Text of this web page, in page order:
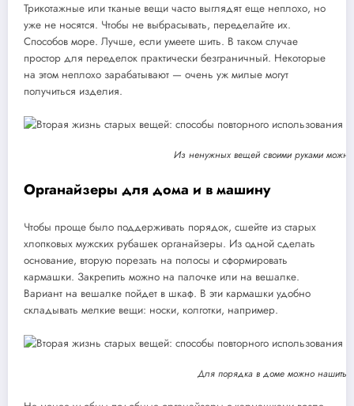
Трикотажные или тканые вещи часто выглядят еще неплохо, но
уже не носятся. Чтобы не выбрасывать, переделайте их.
Способов море. Лучше, если умеете шить. В таком случае
простор для переделок практически безграничный. Некоторые
на этом неплохо зарабатывают — очень уж милые могут
получиться изделия.
Из ненужных вещей своими руками
Органайзеры для дома и в машину
Чтобы проще было поддерживать порядок, сшейте из старых
хлопковых мужских рубашек органайзеры. Из одной сделать
основание, вторую порезать на полосы и сформировать
кармашки. Закрепить можно на палочке или на вешалке.
Вариант на вешалке пойдет в шкаф. В эти кармашки удобно
складывать мелкие вещи: носки, колготки, например.
Для порядка в доме можно нашить